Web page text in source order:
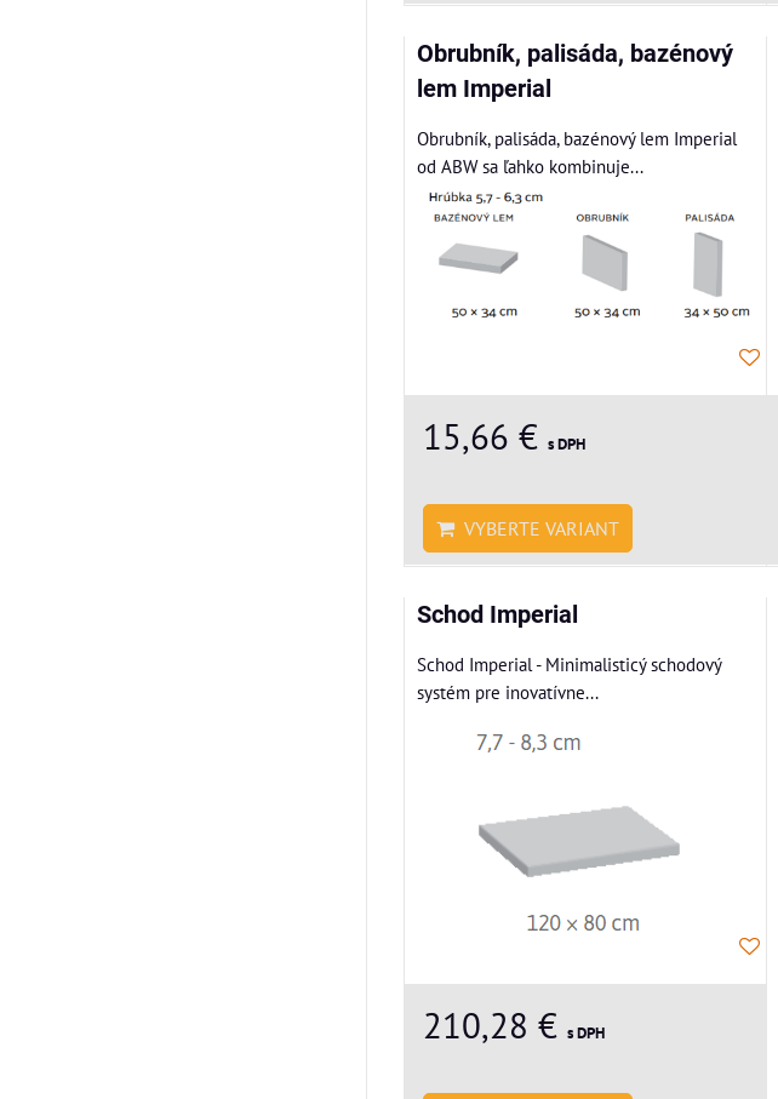
Obrubník, palisáda, bazénový
lem Imperial
Obrubník, palisáda, bazénový lem Imperial
od ABW sa ľahko kombinuje...
15,66 € s DPH
VYBERTE VARIANT
Schod Imperial
Schod Imperial - Minimalisticý schodový
systém pre inovatívne...
210,28 € s DPH